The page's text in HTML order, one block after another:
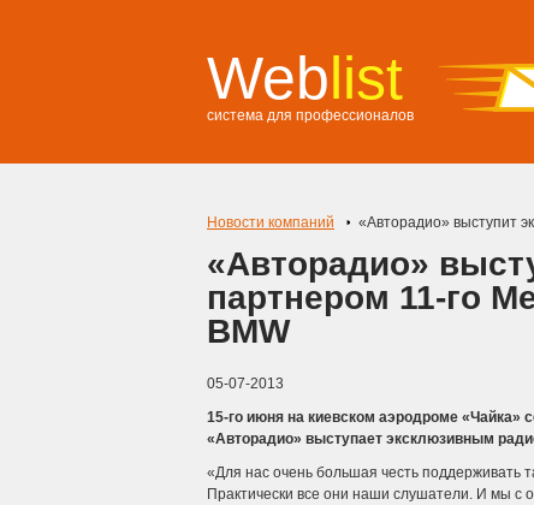
Weblist
система для профессионалов
Новости компаний «Авторадио» выступит
«Авторадио»
партнером 11-го
BMW
05-07-2013
15-го июня на киевском аэродроме «Чайка»
«Авторадио» выступает эксклюзивным
«Для нас очень большая честь поддерживать
Практически все они наши слушатели. И мы с